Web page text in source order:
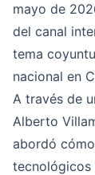
mayo de
del canal
tema
nacional en
A través de
Alberto
abordó
tecnológicos